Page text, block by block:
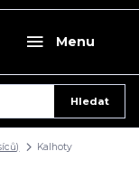
Menu
Hledat
Kalhoty